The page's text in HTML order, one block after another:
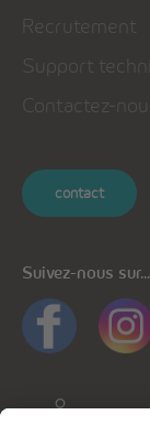
Recrutement
Support
Contactez-
contact
Suivez-nous sur...